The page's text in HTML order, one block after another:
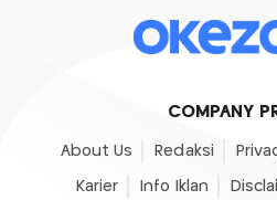
COMPANY
About Us Redaksi
Karier Info Iklan